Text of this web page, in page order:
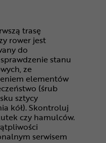
trasę
rower jest
do
stanu
ze
elementów
(śrub
sztycy
kół). Skontroluj
czy hamulców.
serwisem